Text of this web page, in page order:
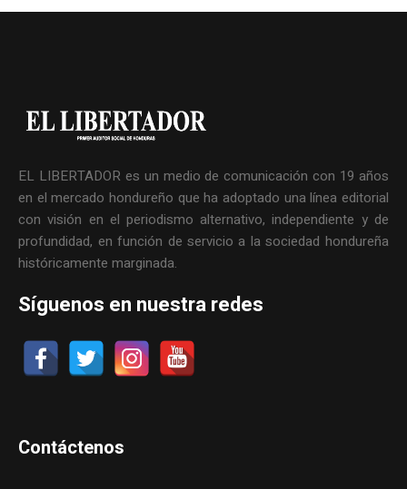
EL LIBERTADOR es un medio de comunicación con 19 años
en el mercado hondureño que ha adoptado una línea editorial
con visión en el periodismo alternativo, independiente y de
profundidad, en función de servicio a la sociedad hondureña
históricamente marginada.
Síguenos en nuestra redes
Contáctenos